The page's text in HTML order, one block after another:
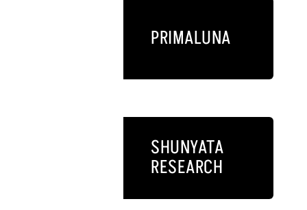
PRIMALUNA
SHUNYATA
RESEARCH